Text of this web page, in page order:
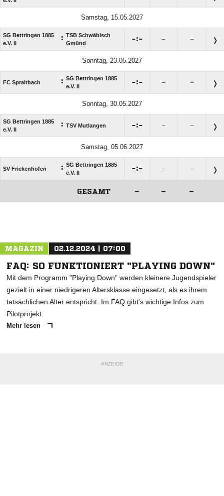
Samstag, 15.05.2027
SG Bettringen 1885
e.V. II
: TSB Schwäbisch
Gmünd
: – –
Sonntag, 23.05.2027
FC Spraitbach : SG Bettringen 1885
e.V. II
: – –
Sonntag, 30.05.2027
SG Bettringen 1885
e.V. II
: TSV Mutlangen : – –
Samstag, 05.06.2027
SV Frickenhofen : SG Bettringen 1885
e.V. II
: – –
GESAMT – – –
MAGAZIN 02.12.2024 | 07:00
FAQ: SO FUNKTIONIERT "PLAYING DOWN"
Mit dem Programm "Playing Down" werden kleinere Jugendspieler
gezielt in einer niedrigeren Altersklasse eingesetzt, als es ihrem
tatsächlichen Alter entspricht. Im FAQ gibt's wichtige Infos zum
Pilotprojekt.
Mehr lesen
ANZEIGE